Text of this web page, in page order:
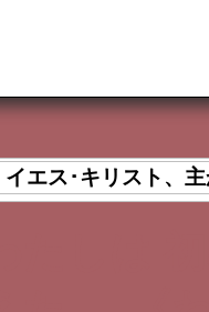
イエス･キリスト、